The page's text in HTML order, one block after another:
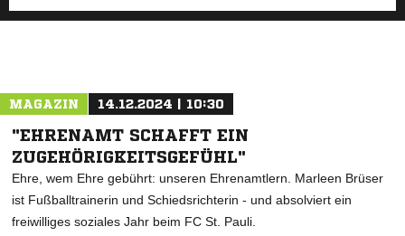
MAGAZIN 14.12.2024 | 10:30
"EHRENAMT SCHAFFT EIN
ZUGEHÖRIGKEITSGEFÜHL"
Ehre, wem Ehre gebührt: unseren Ehrenamtlern. Marleen Brüser
ist Fußballtrainerin und Schiedsrichterin - und absolviert ein
freiwilliges soziales Jahr beim FC St. Pauli.